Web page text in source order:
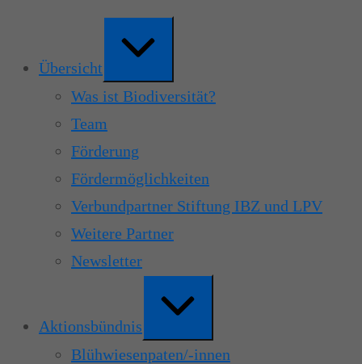
Übersicht
Was ist Biodiversität?
Team
Förderung
Fördermöglichkeiten
Verbundpartner Stiftung IBZ und LPV
Weitere Partner
Newsletter
Aktionsbündnis
Blühwiesenpaten/-innen